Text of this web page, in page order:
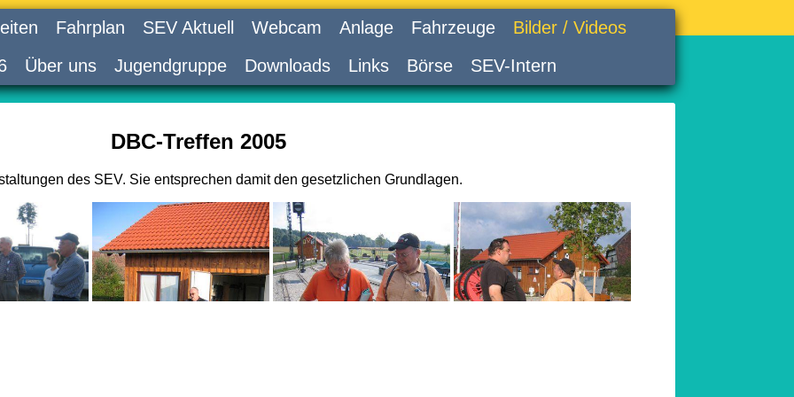
Fahrplan SEV Aktuell Webcam Anlage Fahrzeuge
Bilder / Videos
Über uns Jugendgruppe Downloads Links Börse SEV-Intern
DBC-Treffen 2005
des SEV. Sie entsprechen damit den gesetzlichen Grundlagen.